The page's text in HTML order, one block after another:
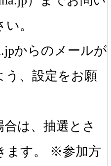
。
からのメールが
う、設定をお願
は、抽選とさ
ます。 ※参加方